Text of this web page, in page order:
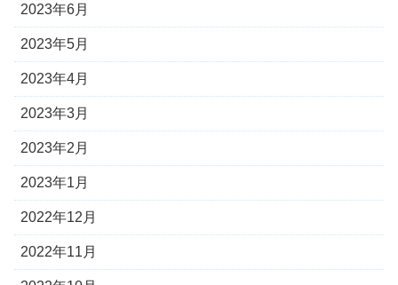
2023年6月
2023年5月
2023年4月
2023年3月
2023年2月
2023年1月
2022年12月
2022年11月